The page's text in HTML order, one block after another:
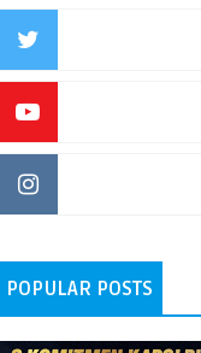
POPULAR POSTS